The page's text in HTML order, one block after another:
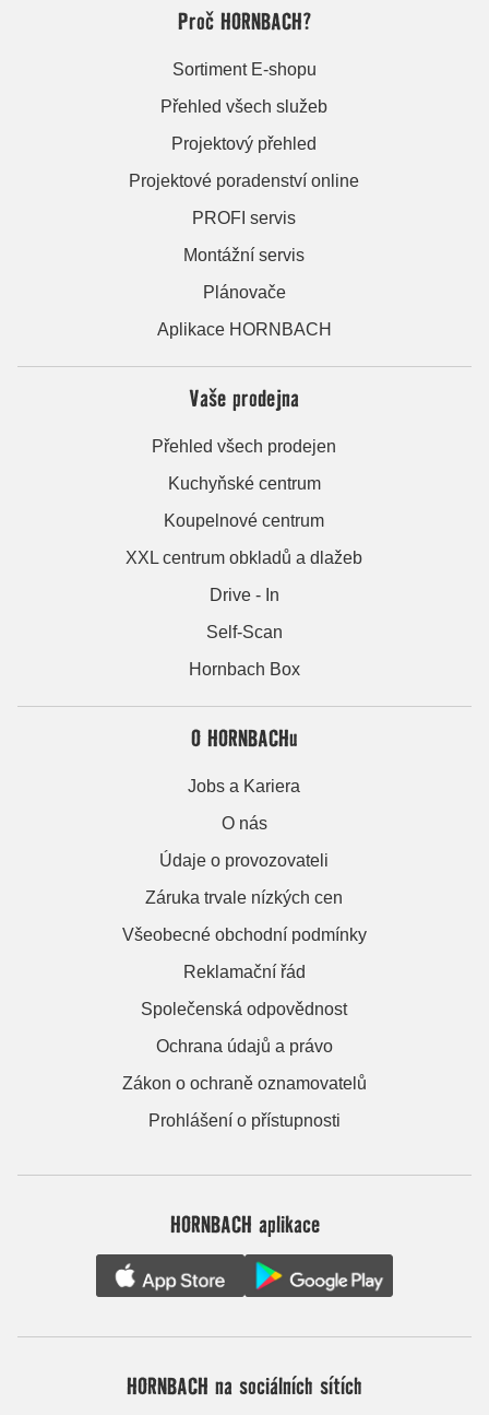
Proč HORNBACH?
Sortiment E-shopu
Přehled všech služeb
Projektový přehled
Projektové poradenství online
PROFI servis
Montážní servis
Plánovače
Aplikace HORNBACH
Vaše prodejna
Přehled všech prodejen
Kuchyňské centrum
Koupelnové centrum
XXL centrum obkladů a dlažeb
Drive - In
Self-Scan
Hornbach Box
O HORNBACHu
Jobs a Kariera
O nás
Údaje o provozovateli
Záruka trvale nízkých cen
Všeobecné obchodní podmínky
Reklamační řád
Společenská odpovědnost
Ochrana údajů a právo
Zákon o ochraně oznamovatelů
Prohlášení o přístupnosti
HORNBACH aplikace
HORNBACH na sociálních sítích